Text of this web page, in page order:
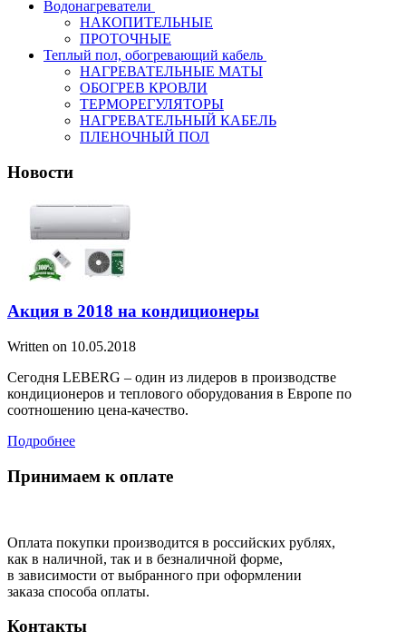
Водонагреватели
НАКОПИТЕЛЬНЫЕ
ПРОТОЧНЫЕ
Теплый пол, обогревающий кабель
НАГРЕВАТЕЛЬНЫЕ МАТЫ
ОБОГРЕВ КРОВЛИ
ТЕРМОРЕГУЛЯТОРЫ
НАГРЕВАТЕЛЬНЫЙ КАБЕЛЬ
ПЛЕНОЧНЫЙ ПОЛ
Новости
Акция в 2018 на кондиционеры
Written on 10.05.2018
Сегодня LEBERG – один из лидеров в производстве
кондиционеров и теплового оборудования в Европе по
соотношению цена-качество.
Подробнее
Принимаем к оплате
Оплата покупки производится в российских рублях,
как в наличной, так и в безналичной форме,
в зависимости от выбранного при оформлении
заказа способа оплаты.
Контакты